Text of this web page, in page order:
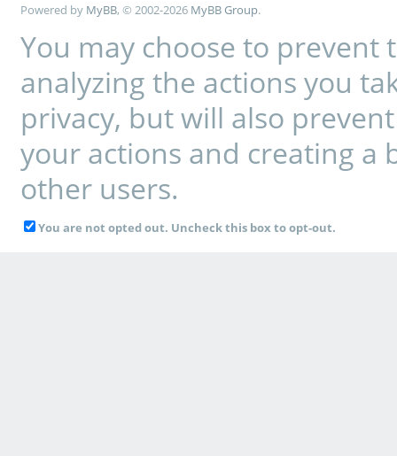
Powered by MyBB, © 2002-2026 MyBB Group.
You may choose to
analyzing the actions you
privacy, but will also
your actions and creating a
other users.
You are not opted out. Uncheck this box to opt-out.